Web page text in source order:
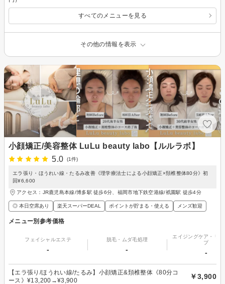
すべてのメニューを見る
その他の情報を表示
小顔矯正/美容整体 LuLu beauty labo【ルルラボ】
5.0
(1件)
エラ張り・ほうれい線・たるみ改善《理学療法士による小顔矯正×頚椎整体80分》初
回¥6,600
アクセス：JR鹿児島本線/博多駅 徒歩6分、福岡市地下鉄空港線/祇園駅 徒歩4分
◎ 本日空席あり 楽天スーパーDEAL ポイントが貯まる・使える メンズ歓迎
メニュー別参考価格
フェイシャルエステ
-
脱毛・ムダ毛処理
-
エイジングケア・リ
プ
-
【エラ張り/ほうれい線/たるみ】小顔矯正&頚椎整体《80分コ
ース》¥13,200→¥3,900
￥3,900